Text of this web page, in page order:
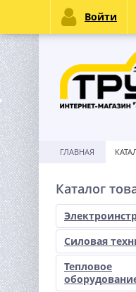
ГЛАВНАЯ
Каталог
Силовая
Тепловое
Войти